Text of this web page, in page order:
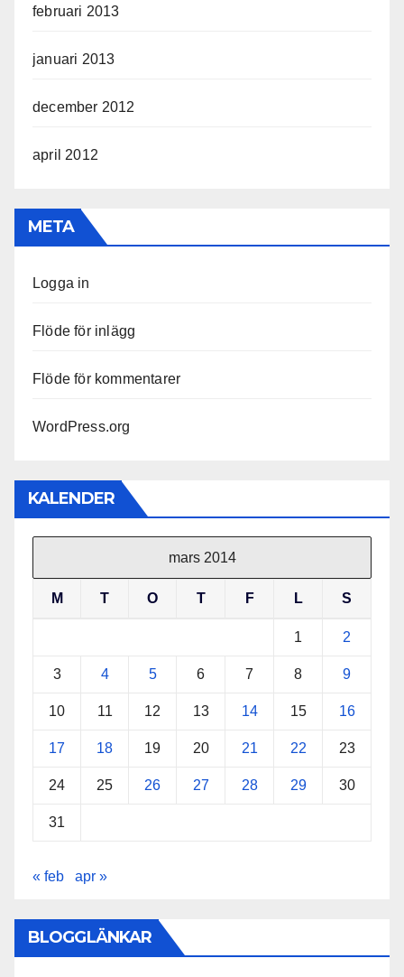
februari 2013
januari 2013
december 2012
april 2012
META
Logga in
Flöde för inlägg
Flöde för kommentarer
WordPress.org
KALENDER
mars 2014
M T O T F L S
1 2
3 4 5 6 7 8 9
10 11 12 13 14 15 16
17 18 19 20 21 22 23
24 25 26 27 28 29 30
31
« feb apr »
BLOGGLÄNKAR